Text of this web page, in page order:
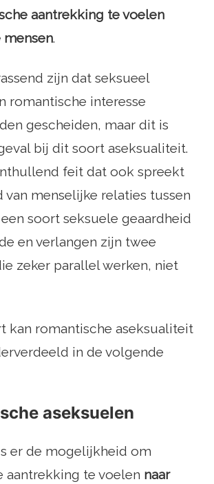
aantrekking te voelen
mensen.
zijn dat seksueel
romantische interesse
gescheiden, maar dit is
bij dit soort aseksualiteit.
feit dat ook spreekt
van menselijke relaties tussen
soort seksuele geaardheid
en verlangen zijn twee
zeker parallel werken, niet
kan romantische aseksualiteit
in de volgende
aseksuelen
er de mogelijkheid om
aantrekking te voelen naar